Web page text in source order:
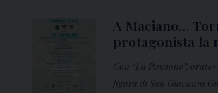
A Maciano…
protagonista la
Con “La Passione”,
figura di San Giovanni